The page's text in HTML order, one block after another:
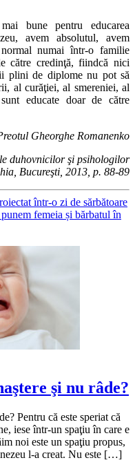
bune pentru educarea
avem absolutul, avem
numai într-o familie
către credinţă, fiindcă nici
plini de diplome nu pot să
al curăţiei, al smereniei, al
educate doar de către
Gheorghe Romanenko
duhovnicilor şi psihologilor
Bucureşti, 2013, p. 88-89
într-o zi de sărbătoare
femeia și bărbatul în
şi nu râde?
Pentru că este speriat că
iese într-un spaţiu în care e
noi este un spaţiu propus,
l-a creat. Nu este […]